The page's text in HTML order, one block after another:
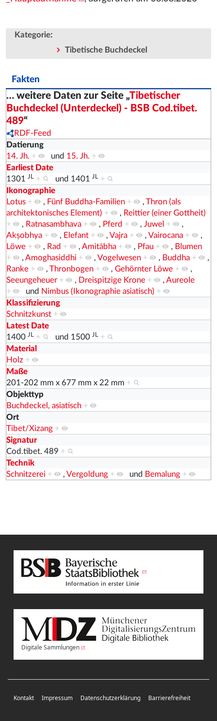
Kategorie:
Tibetische Buchdeckel
Fakten
… weitere Daten zur Seite „Tibetischer
Buchdeckel (Unterdeckel) - BSB Cod.tibet.
489“
RDF-Feed
Datierung
14. Jh. + und 15. Jh. +
Earliest Date
1301
JL + und 1401 JL
+
Ikonographie
Lotus + , Fünf Buddha-Familien + , Thron (als
architektonisches Element) + , Reittier (einer Gottheit)
+
, Ratnasambhava + , Pferd + , Juwel +
,
Akṣobhya + , Elefant + , Vajra + , Vairocana +
,
Löwe + , Rad + , Amitābha + , Pfau + , Blumen
+
, Amoghasiddhi + , Vogelwesen + , Buddha +
,
Ranke + , Thronbogen + , Gehörnter Löwe +
,
Seeungeheuer + , Dreispitzige Krone + , Aureole
+
und Nimbus (Ikonographie asiatisch) +
Klassifizierung
Schnitzkunst +
Latest Date
1400 JL + und 1500 JL
+
Material
Holz +
Maße
201-202 mm x 677 mm x 22 mm +
Objekttyp
Buchdeckel, asiatisch +
Ort
Tibet/Xizang +
Signatur
Cod.tibet. 489 +
Technik
Schnitzerei + , Vergoldung + und Bemalung +
Digitale Sammlungen
Kontakt Impressum Datenschutzerklärung Barrierefreiheit